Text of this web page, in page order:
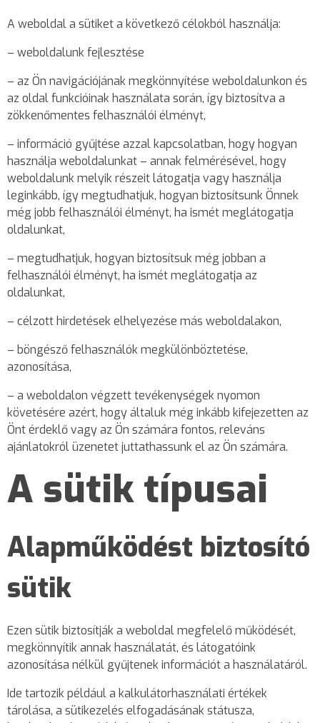
A weboldal a sütiket a következő célokból használja:
– weboldalunk fejlesztése
– az Ön navigációjának megkönnyítése weboldalunkon és
az oldal funkcióinak használata során, így biztosítva a
zökkenőmentes felhasználói élményt,
– információ gyűjtése azzal kapcsolatban, hogy hogyan
használja weboldalunkat – annak felmérésével, hogy
weboldalunk melyik részeit látogatja vagy használja
leginkább, így megtudhatjuk, hogyan biztosítsunk Önnek
még jobb felhasználói élményt, ha ismét meglátogatja
oldalunkat,
– megtudhatjuk, hogyan biztosítsuk még jobban a
felhasználói élményt, ha ismét meglátogatja az
oldalunkat,
– célzott hirdetések elhelyezése más weboldalakon,
– böngésző felhasználók megkülönböztetése,
azonosítása,
– a weboldalon végzett tevékenységek nyomon
követésére azért, hogy általuk még inkább kifejezetten az
Önt érdeklő vagy az Ön számára fontos, releváns
ajánlatokról üzenetet juttathassunk el az Ön számára.
A sütik típusai
Alapműködést biztosító
sütik
Ezen sütik biztosítják a weboldal megfelelő működését,
megkönnyítik annak használatát, és látogatóink
azonosítása nélkül gyűjtenek információt a használatáról.
Ide tartozik például a kalkulátorhasználati értékek
tárolása, a sütikezelés elfogadásának státusza,